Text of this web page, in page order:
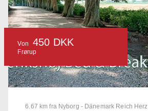
6.67 km fra Nyborg - Dänemark Reich Herz
Von 450 DKK
Frørup